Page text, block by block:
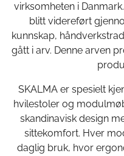
virksomheten i
blitt videreført
kunnskap,
gått i arv. Denne arven
SKALMA er spesielt
hvilestoler og
skandinavisk design
sittekomfort. Hver
daglig bruk, hvor